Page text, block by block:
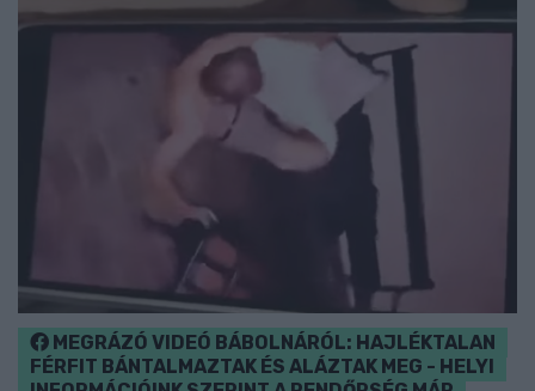
MEGRÁZÓ VIDEÓ BÁBOLNÁRÓL: HAJLÉKTALAN
FÉRFIT BÁNTALMAZTAK ÉS ALÁZTAK MEG - HELYI